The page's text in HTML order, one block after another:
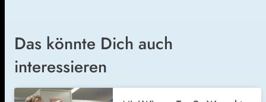
Das könnte Dich auch
interessieren